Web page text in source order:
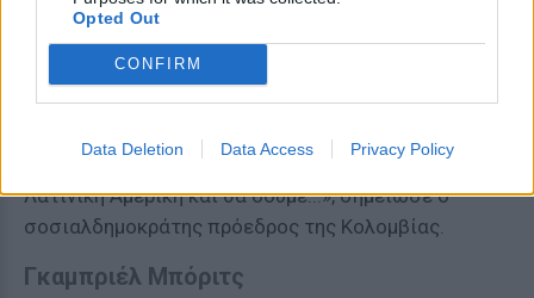
Opted Out
CONFIRM
Data Deletion Data Access Privacy Policy
Παραγουάης.
Γουστάβο Πέτρο
«Η άκρα δεξιά κέρδισε στην Αργεντινή. Είναι
απόφαση της κοινωνίας της. Λυπηρό για τη
Λατινική Αμερική και θα δούμε...», σημείωσε ο
σοσιαλδημοκράτης πρόεδρος της Κολομβίας.
Γκαμπριέλ Μπόριτς